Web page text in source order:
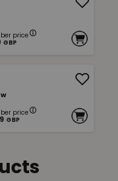
price
GBP
price
GBP